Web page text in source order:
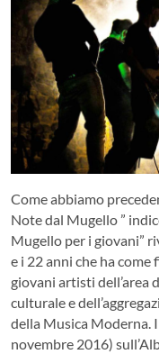
Come abbiamo
Note dal Mugello ”
Mugello per i giovani”
e i 22 anni che ha
giovani artisti dell’area
culturale e
della Musica Moderna.
novembre 2016)